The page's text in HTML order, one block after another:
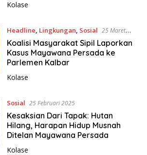
Kolase
Headline Lingkungan Sosial 25 Maret
2025
Koalisi Masyarakat Sipil Laporkan
Kasus Mayawana Persada ke
Parlemen Kalbar
Kolase
Sosial 25 Februari 2025
Kesaksian Dari Tapak: Hutan
Hilang, Harapan Hidup Musnah
Ditelan Mayawana Persada
Kolase